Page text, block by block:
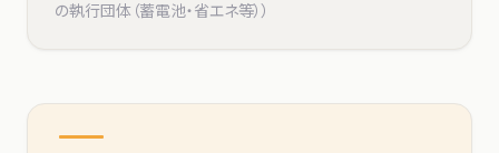
の執行団体（蓄電池・省エネ等））